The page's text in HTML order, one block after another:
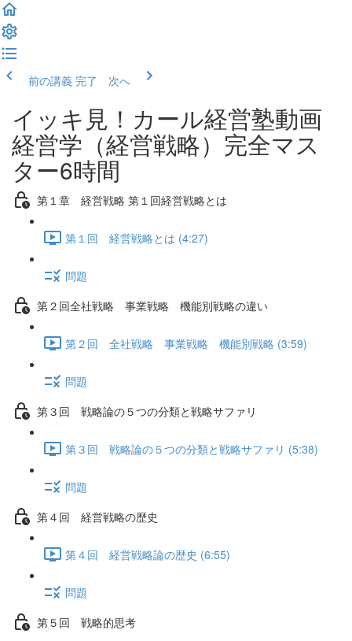
前の講義 完了 次へ
イッキ見！カール経営塾動画
経営学（経営戦略）完全マス
ター6時間
第１章 経営戦略 第１回経営戦略とは
第１回 経営戦略とは (4:27)
問題
第２回全社戦略 事業戦略 機能別戦略の違い
第２回 全社戦略 事業戦略 機能別戦略 (3:59)
問題
第３回 戦略論の５つの分類と戦略サファリ
第３回 戦略論の５つの分類と戦略サファリ (5:38)
問題
第４回 経営戦略の歴史
第４回 経営戦略論の歴史 (6:55)
問題
第５回 戦略的思考